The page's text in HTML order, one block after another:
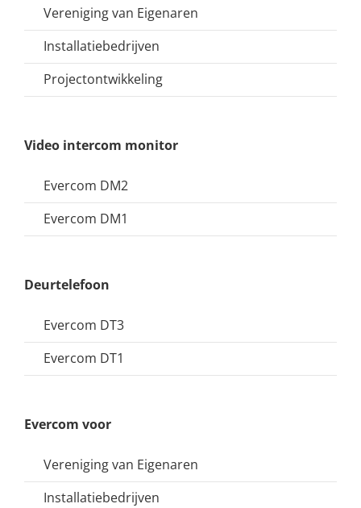
Evercom voor
Vereniging van Eigenaren
Installatiebedrijven
Vereniging van Eigenaren
Installatiebedrijven
Projectontwikkeling
Video intercom monitor
Evercom DM2
Evercom DM1
Deurtelefoon
Evercom DT3
Evercom DT1